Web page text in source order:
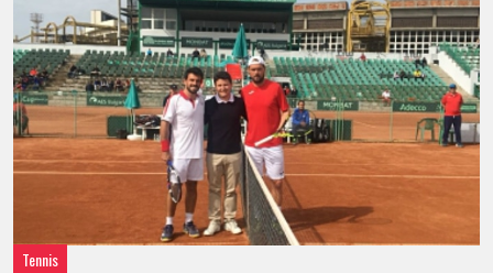
Tennis